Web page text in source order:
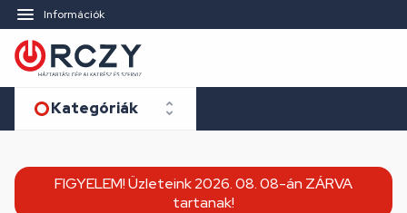
Információk
Kategóriák
FIGYELEM! Üzleteink 2026. 08. 08-án ZÁRVA
tartanak!